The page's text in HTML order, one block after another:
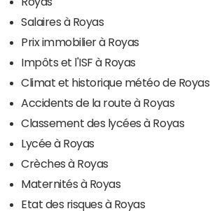
Salaires à Royas
Prix immobilier à Royas
Impôts et l'ISF à Royas
Climat et historique météo de Royas
Accidents de la route à Royas
Classement des lycées à Royas
Lycée à Royas
Crèches à Royas
Maternités à Royas
Etat des risques à Royas